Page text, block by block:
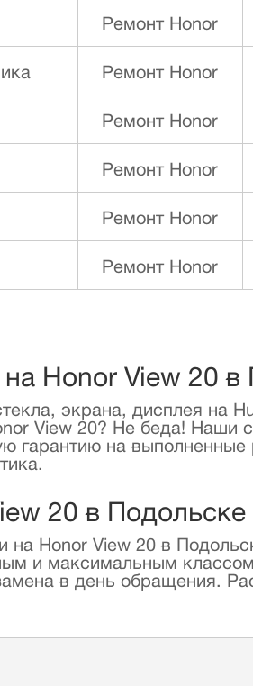
Ремонт Honor
Ремонт Honor
Ремонт Honor
Ремонт Honor
Ремонт Honor
Ремонт Honor
Honor View 20 в
экрана, дисплея на
View 20? Не беда! Наши
гарантию на
20 в Подольске
Honor View 20 в
и максимальным
в день обращения.